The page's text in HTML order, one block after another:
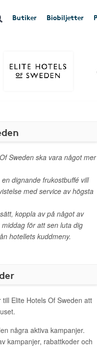
Butiker Biobiljetter
Sweden ska vara något mer
dignande frukostbuffé vill
med service av högsta
koppla av på något av
för att sen luta dig
hotellets kuddmeny.
Elite Hotels Of Sweden att
några aktiva kampanjer.
kampanjer, rabattkoder och